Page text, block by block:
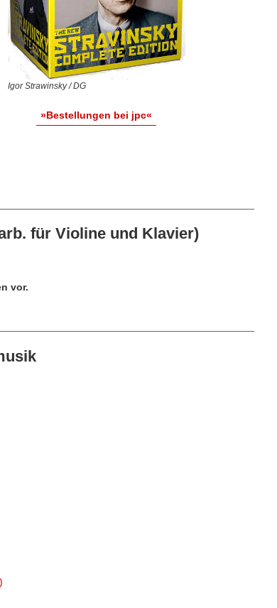
Igor Strawinsky / DG
»Bestellungen bei jpc«
für Violine und Klavier)
vor.